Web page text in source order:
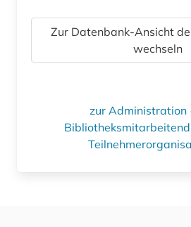
Zur Datenbank-Ansicht
wechseln
zur Administration